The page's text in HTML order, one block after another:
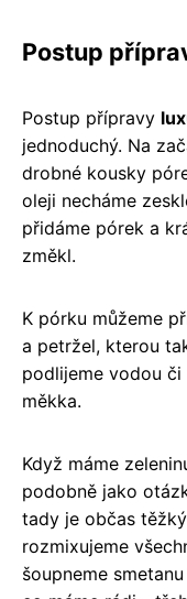
Postup
Postup přípravy
jednoduchý. Na
drobné kousky
oleji necháme
přidáme pórek a
změkl.
K pórku můžeme
a petržel, kterou
podlijeme vodou
měkka.
Když máme
podobně jako
tady je občas
rozmixujeme
šoupneme